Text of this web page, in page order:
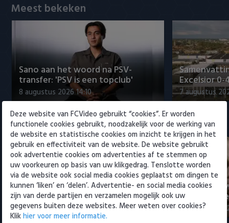
Willem II
Meest bekeken
Sano aan het woord na PSV-
transfer: 'PSV is een topclub'
8 augustus 2026 14:10
Excelsior 0-
7 augustus
Eredivisie
Sano aan het woord na PSV-
transfer: 'PSV is een topclub'
8 augustus 2026 14:10
Excelsior
8 augustus
Deze website van FCVideo gebruikt “cookies”. Er worden
functionele cookies gebruikt, noodzakelijk voor de werking van
de website en statistische cookies om inzicht te krijgen in het
gebruik en effectiviteit van de website. De website gebruikt
ook advertentie cookies om advertenties af te stemmen op
uw voorkeuren op basis van uw klikgedrag. Tenslotte worden
via de website ook social media cookies geplaatst om dingen te
kunnen ‘liken’ en ‘delen’. Advertentie- en social media cookies
zijn van derde partijen en verzamelen mogelijk ook uw
gegevens buiten deze websites. Meer weten over cookies?
Klikhier voor meer informatie.